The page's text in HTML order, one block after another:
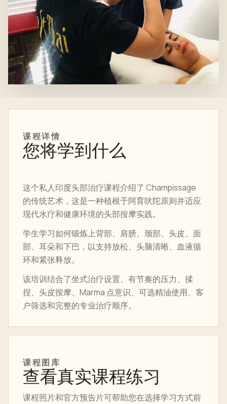
课程详情
您将学到什么
这个私人印度头部治疗课程介绍了 Champissage
的传统艺术，这是一种植根于阿育吠陀原则并适应
现代水疗和健康环境的头部按摩实践。
学生学习如何锻炼上背部、肩膀、颈部、头皮、面
部、耳朵和下巴，以支持放松、头脑清晰、血液循
环和紧张释放。
该培训结合了坐式治疗设置、有节奏的压力、揉
捏、头皮按摩、Marma 点意识、可选精油使用、客
户筛选和完整的专业治疗顺序。
课程图库
查看真实课程练习
课程照片和官方预告片可帮助您在选择学习方式前